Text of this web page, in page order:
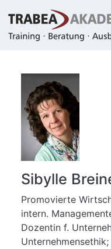
Direkt zum Inhalt
Sibylle
Promovierte
intern.
Dozentin f.